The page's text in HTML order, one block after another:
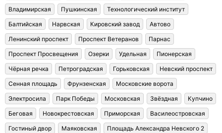
Владимирская
Пушкинская
Технологический институт
Балтийская
Нарвская Кировский завод
Автово
Ленинский проспект
Проспект Ветеранов
Парнас
Проспект Просвещения
Озерки Удельная
Пионерская
Чёрная речка
Петроградская Горьковская
Невский проспект
Сенная площадь
Фрунзенская
Московские ворота
Электросила
Парк Победы Московская Звёздная
Купчино
Беговая
Новокрестовская Приморская
Василеостровская
Гостиный двор
Маяковская
Площадь Александра Невского 2